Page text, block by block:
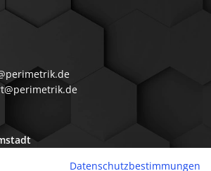
Datenschutzbestimmungen